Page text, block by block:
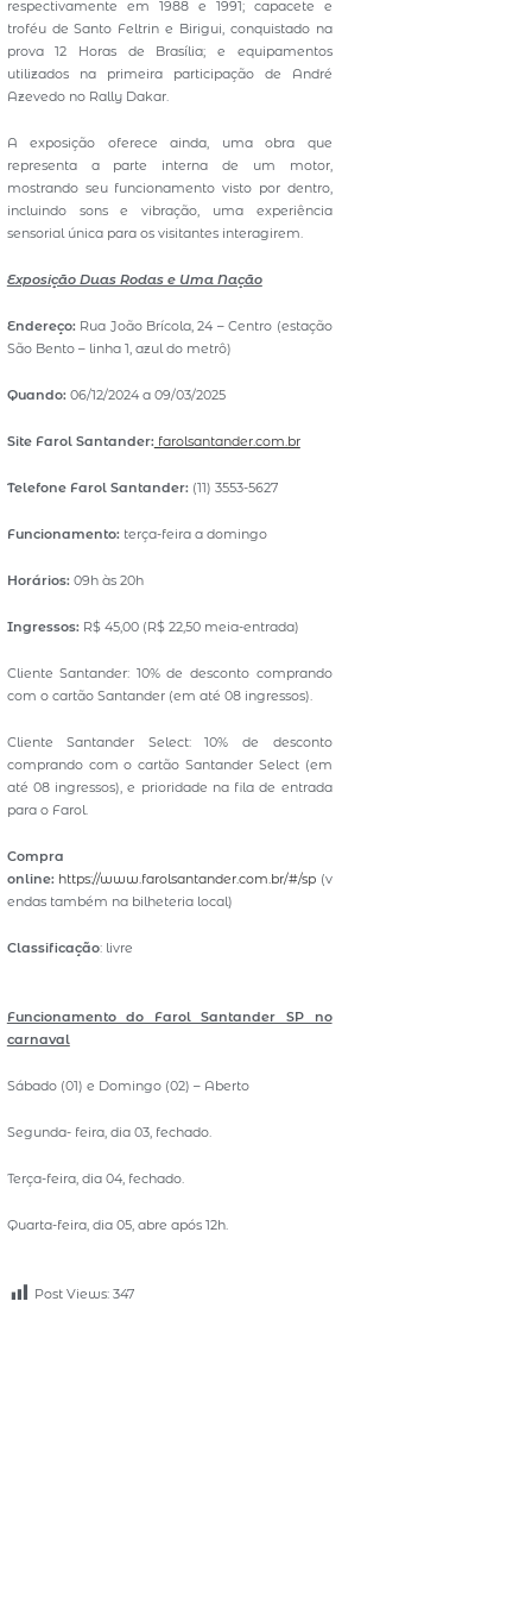
respectivamente em 1988 e 1991; capacete e
troféu de Santo Feltrin e Birigui, conquistado na
prova 12 Horas de Brasília; e equipamentos
utilizados na primeira participação de André
Azevedo no Rally Dakar.
A exposição oferece ainda, uma obra que
representa a parte interna de um motor,
mostrando seu funcionamento visto por dentro,
incluindo sons e vibração, uma experiência
sensorial única para os visitantes interagirem.
Exposição Duas Rodas e Uma Nação
Endereço: Rua João Brícola, 24 – Centro (estação
São Bento – linha 1, azul do metrô)
Quando: 06/12/2024 a 09/03/2025
Site Farol Santander: farolsantander.com.br
Telefone Farol Santander: (11) 3553-5627
Funcionamento: terça-feira a domingo
Horários: 09h às 20h
Ingressos: R$ 45,00 (R$ 22,50 meia-entrada)
Cliente Santander: 10% de desconto comprando
com o cartão Santander (em até 08 ingressos).
Cliente Santander Select: 10% de desconto
comprando com o cartão Santander Select (em
até 08 ingressos), e prioridade na fila de entrada
para o Farol.
Compra
online: https://www.farolsantander.com.br/#/sp (v
endas também na bilheteria local)
Classificação: livre
Funcionamento do Farol Santander SP no
carnaval
Sábado (01) e Domingo (02) – Aberto
Segunda- feira, dia 03, fechado.
Terça-feira, dia 04, fechado.
Quarta-feira, dia 05, abre após 12h.
Post Views: 347